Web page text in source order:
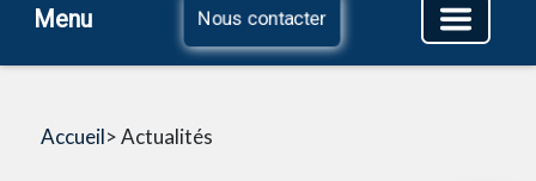
Menu Nous contacter
Accueil> Actualités